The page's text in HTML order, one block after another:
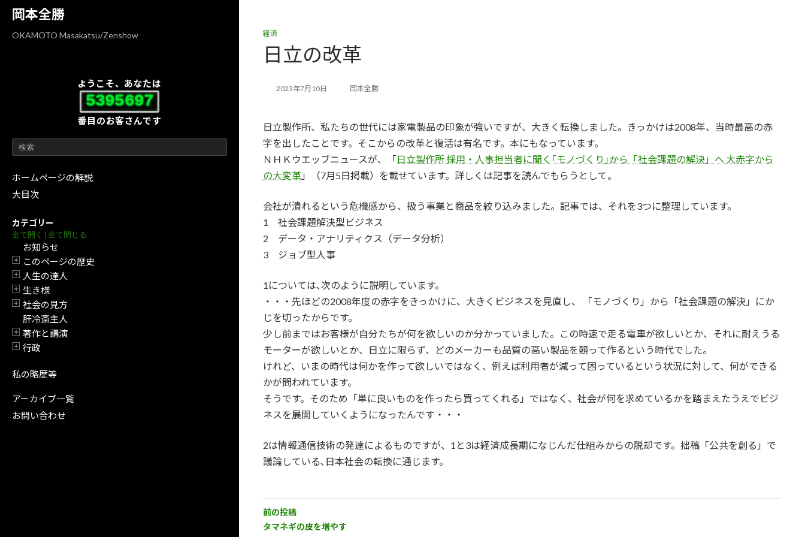
岡本全勝
OKAMOTO Masakatsu/Zenshow
ようこそ、あなたは
5395697
番目のお客さんです
ホームページの解説
大目次
カテゴリー
全て開く | 全て閉じる
お知らせ
開閉
このページの歴史
開閉
人生の達人
開閉
生き様
開閉
社会の見方
肝冷斎主人
開閉
著作と講演
開閉
行政
私の略歴等
アーカイブ一覧
お問い合わせ
経済
日立の改革
2023年7月10日 岡本全勝
日立製作所、私たちの世代には家電製品の印象が強いですが、大きく転換しました。きっかけは2008年、当時最高の赤
字を出したことです。そこからの改革と復活は有名です。本にもなっています。
ＮＨＫウエッブニュースが、「日立製作所 採用・人事担当者に聞く｢モノづくり｣から「社会課題の解決」へ 大赤字から
の大変革」（7月5日掲載）を載せています。詳しくは記事を読んでもらうとして。
会社が潰れるという危機感から、扱う事業と商品を絞り込みました。記事では、それを3つに整理しています。
1 社会課題解決型ビジネス
2 データ・アナリティクス（データ分析）
3 ジョブ型人事
1については､次のように説明しています。
・・・先ほどの2008年度の赤字をきっかけに、大きくビジネスを見直し、 「モノづくり」から「社会課題の解決」にか
じを切ったからです。
少し前まではお客様が自分たちが何を欲しいのか分かっていました。この時速で走る電車が欲しいとか、それに耐えうる
モーターが欲しいとか、日立に限らず、どのメーカーも品質の高い製品を競って作るという時代でした。
けれど、いまの時代は何かを作って欲しいではなく、例えば利用者が減って困っているという状況に対して、何ができる
かが問われています。
そうです。そのため「単に良いものを作ったら買ってくれる」ではなく、社会が何を求めているかを踏まえたうえでビジ
ネスを展開していくようになったんです・・・
2は情報通信技術の発達によるものですが、1と3は経済成長期になじんだ仕組みからの脱却です。拙稿「公共を創る」で
議論している､日本社会の転換に通じます。
前の投稿
タマネギの皮を増やす